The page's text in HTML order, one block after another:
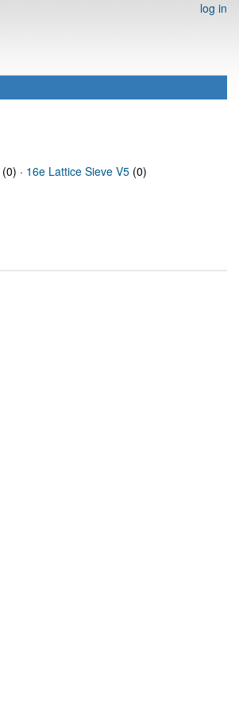
log in
(0) · 16e Lattice Sieve V5 (0)